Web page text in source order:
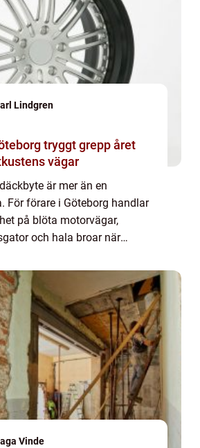
Lindgren
grepp året
vägar
är mer än en
För förare i Göteborg handlar
på blöta motorvägar,
och hala broar när
och kontrollerade,
Vinde